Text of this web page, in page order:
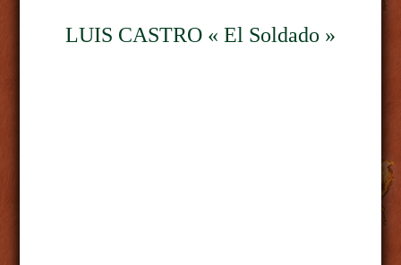
LUIS CASTRO « El Soldado »